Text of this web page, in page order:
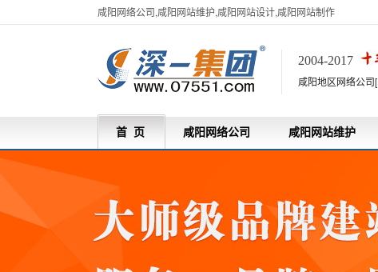
咸阳网络公司,咸阳网站维护,咸阳网站设计,咸阳网站制作
2004-2017
咸阳地区网络公司[
首 页 咸阳网络公司 咸阳网站维护